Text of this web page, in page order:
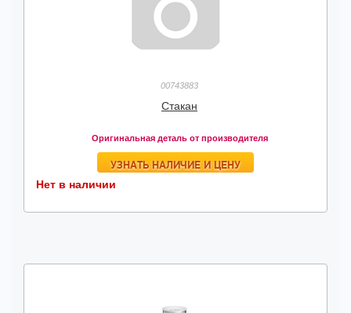
00743883
Стакан
Оригинальная деталь от производителя
УЗНАТЬ НАЛИЧИЕ И ЦЕНУ
Нет в наличии